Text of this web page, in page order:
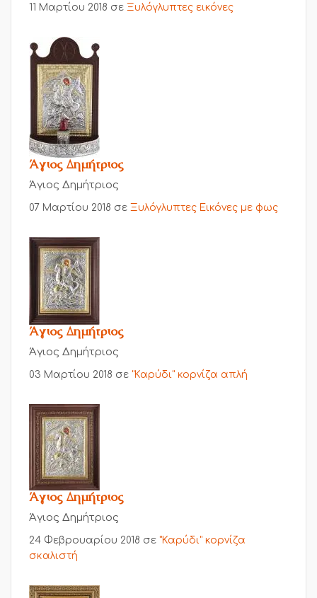
11 Μαρτίου 2018 σε Ξυλόγλυπτες εικόνες
Άγιος Δημήτριος
Άγιος Δημήτριος
07 Μαρτίου 2018 σε Ξυλόγλυπτες Εικόνες με φως
Άγιος Δημήτριος
Άγιος Δημήτριος
03 Μαρτίου 2018 σε "Καρύδι" κορνίζα απλή
Άγιος Δημήτριος
Άγιος Δημήτριος
24 Φεβρουαρίου 2018 σε "Καρύδι" κορνίζα
σκαλιστή